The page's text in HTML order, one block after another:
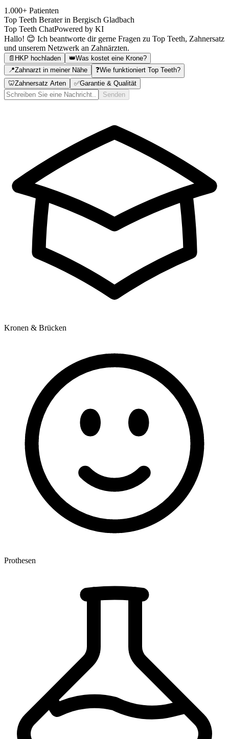
1.000+ Patienten
Top Teeth Berater in Bergisch Gladbach
Top Teeth ChatPowered by KI
Hallo! 😊 Ich beantworte dir gerne Fragen zu Top Teeth, Zahnersatz
und unserem Netzwerk an Zahnärzten.
📄 HKP hochladen 👑Was kostet eine Krone?
📍Zahnarzt in meiner Nähe ❓Wie funktioniert Top Teeth?
🦷Zahnersatz Arten ✅Garantie & Qualität
Senden
Kronen & Brücken
Prothesen